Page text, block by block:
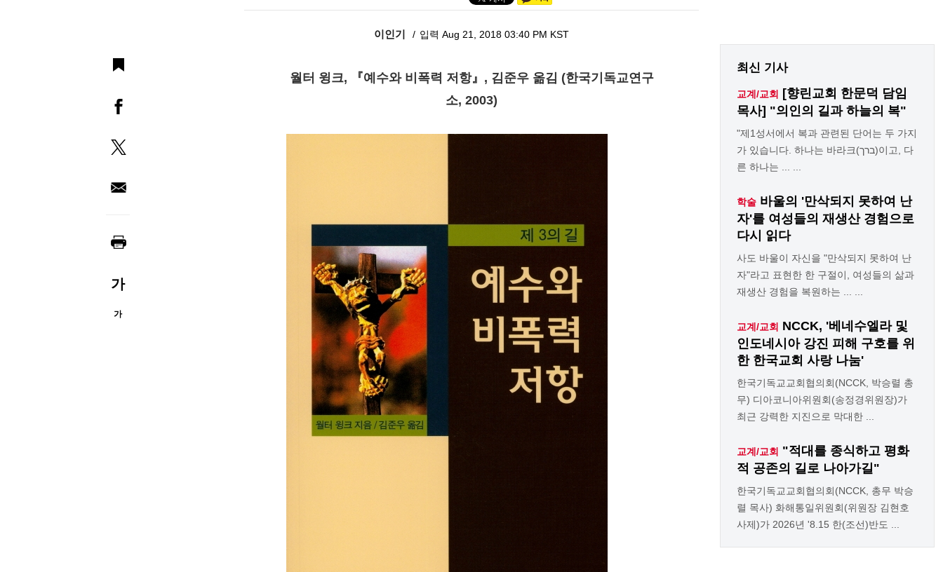
이인기 입력 Aug 21, 2018 03:40 PM KST
가
가
월터 윙크, 『예수와 비폭력 저항』, 김준우 옮김 (한국기독교연구
소, 2003)
최신 기사
교계/교회
[향린교회 한문덕 담임
목사] "의인의 길과 하늘의 복"
"제1성서에서 복과 관련된 단어는 두 가지
가 있습니다. 하나는 바라크(ברך)이고, 다
른 하나는 ... ...
학술 바울의 '만삭되지 못하여 난
자'를 여성들의 재생산 경험으로
다시 읽다
사도 바울이 자신을 "만삭되지 못하여 난
자"라고 표현한 한 구절이, 여성들의 삶과
재생산 경험을 복원하는 ... ...
교계/교회 NCCK, '베네수엘라 및
인도네시아 강진 피해 구호를 위
한 한국교회 사랑 나눔'
한국기독교교회협의회(NCCK, 박승렬 총
무) 디아코니아위원회(송정경위원장)가
최근 강력한 지진으로 막대한 ...
교계/교회 "적대를 종식하고 평화
적 공존의 길로 나아가길"
한국기독교교회협의회(NCCK, 총무 박승
렬 목사) 화해통일위원회(위원장 김현호
사제)가 2026년 '8.15 한(조선)반도 ...